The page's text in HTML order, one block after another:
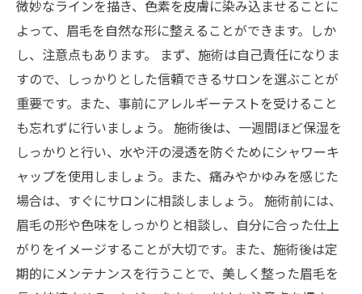
微妙なラインを描き、色素を皮膚に染み込ませることに
よって、眉毛を自然な形に整えることができます。しか
し、注意点もあります。 まず、施術は自己責任になりま
すので、しっかりとした信頼できるサロンを選ぶことが
重要です。また、事前にアレルギーテストを受けること
も忘れずに行いましょう。 施術後は、一週間ほど保湿を
しっかりと行い、水や汗の浸透を防ぐためにシャワーキ
ャップを使用しましょう。また、痛みやかゆみを感じた
場合は、すぐにサロンに相談しましょう。 施術前には、
眉毛の形や色味をしっかりと相談し、自分に合った仕上
がりをイメージすることが大切です。また、施術後は定
期的にメンテナンスを行うことで、美しく整った眉毛を